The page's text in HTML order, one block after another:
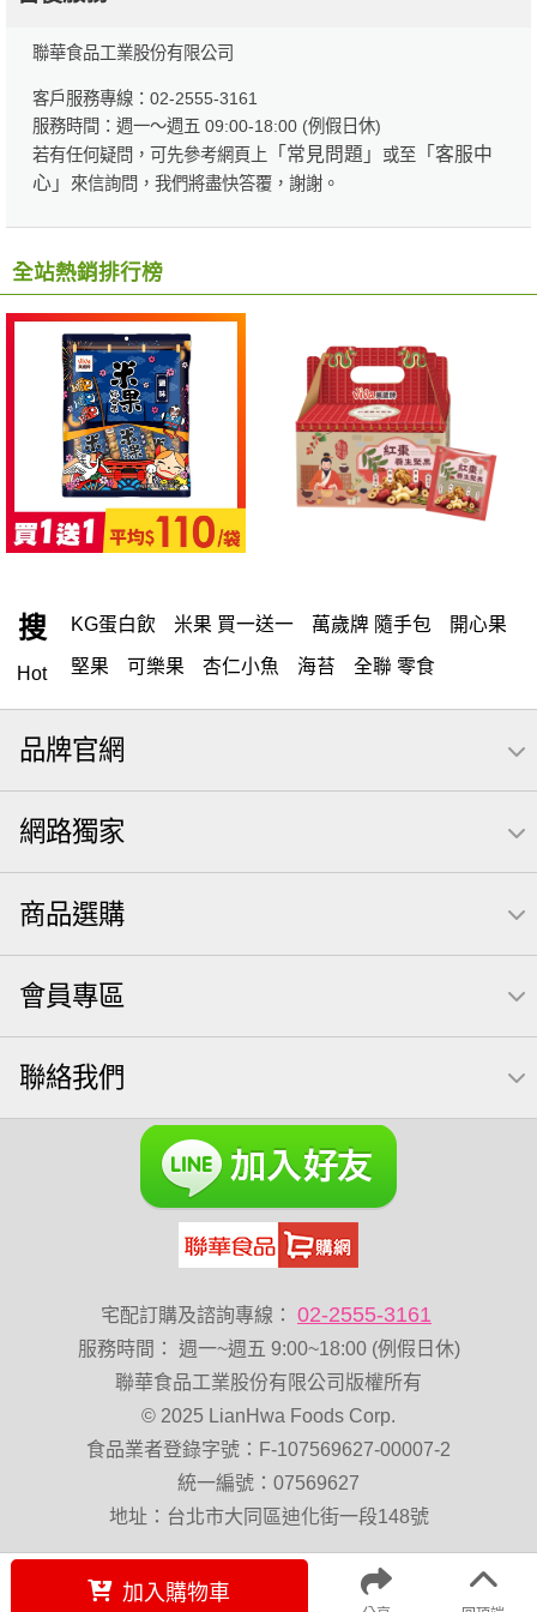
聯華食品工業股份有限公司
客戶服務專線：02-2555-3161
服務時間：週一～週五 09:00-18:00 (例假日休)
若有任何疑問，可先參考網頁上 「常見問題」 或至「客服中
心」
來信詢問，我們將盡快答覆，謝謝。
全站熱銷排行榜
搜
Hot
KG蛋白飲 米果 買一送一 萬歲牌 隨手包 開心果
堅果 可樂果 杏仁小魚 海苔 全聯 零食
無調味堅果 隨手包 無調味 全聯 禮盒 綜合纖果
堅穀力
綜合果 栗 椒鹽 米果 甘栗 飲 全聯 拜拜
萬歲牌
三角壽司海苔 核桃 三角 綜合堅果 萬歲牌; 堅果
荷卡
【萬歲牌】每日堅果系列 小魚 無調味綜合堅果
無糖 堅果飲
可樂果 帆布袋 桶裝堅果 果乾 芝麻 禮盒
芥末 可樂果
萬歲牌 堅果小包裝活力堅果 滿天星
Diy飯糰 烘焙 蜜汁腰果
萬歲牌小魚 全聯 堅果 元氣什穀堅果飲
脆烤 小包裝 胡桃
萬歲牌 蔓越莓 全聯 海苔
萬歲牌 堅果補給隨行包33公克44 包 60g
卡廸那95℃薯條原味18克*5包 Costco 萬歲牌堅果
脆片 寶寶 海苔 三角飯
穀物棒 味付 玉米 寶咖咖 15g 全聯 海苔細
品牌官網
網路獨家
商品選購
會員專區
聯絡我們
宅配訂購及諮詢專線： 02-2555-3161
服務時間 ：
週一~週五 9:00~18:00 (例假日休)
聯華食品工業股份有限公司版權所有
© 2025 LianHwa Foods Corp.
食品業者登錄字號：F-107569627-00007-2
統一編號：07569627
地址：台北市大同區迪化街一段148號
加入購物車